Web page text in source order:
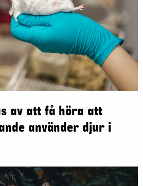
av att få höra att
använder djur i